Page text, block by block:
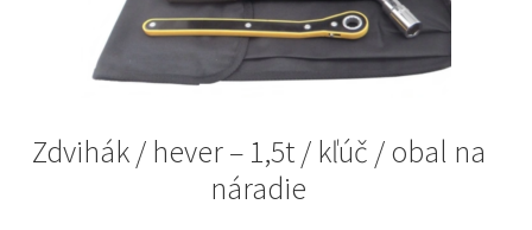
Zdvihák / hever – 1,5t / kľúč / obal na
náradie